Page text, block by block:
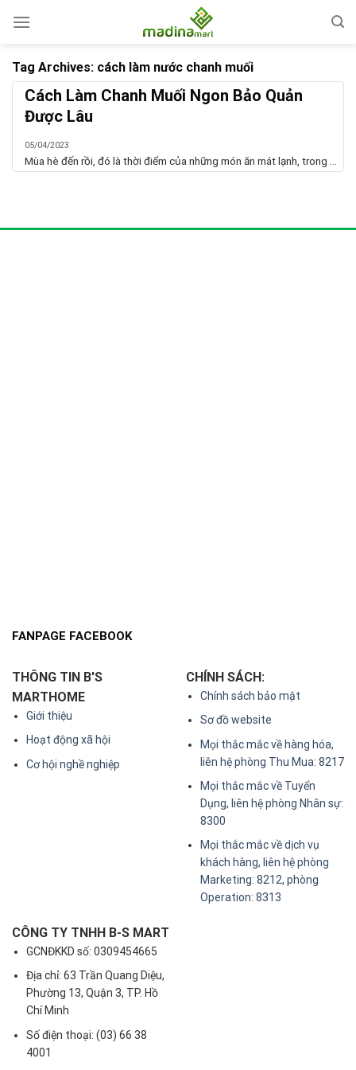
Tag Archives: cách làm nước chanh muối
Cách Làm Chanh Muối Ngon Bảo Quản
Được Lâu
05/04/2023
Mùa hè đến rồi, đó là thời điểm của những món ăn mát lạnh, trong ...
FANPAGE FACEBOOK
THÔNG TIN B'S
MARTHOME
Giới thiệu
Hoạt động xã hội
Cơ hội nghề nghiệp
CHÍNH SÁCH:
Chính sách bảo mật
Sơ đồ website
Mọi thắc mắc về hàng hóa,
liên hệ phòng Thu Mua: 8217
Mọi thắc mắc về Tuyển
Dụng, liên hệ phòng Nhân sự:
8300
Mọi thắc mắc về dịch vụ
khách hàng, liên hệ phòng
Marketing: 8212, phòng
Operation: 8313
CÔNG TY TNHH B-S MART
GCNĐKKD số: 0309454665
Địa chỉ: 63 Trần Quang Diệu,
Phường 13, Quận 3, TP. Hồ
Chí Minh
Số điện thoại: (03) 66 38
4001